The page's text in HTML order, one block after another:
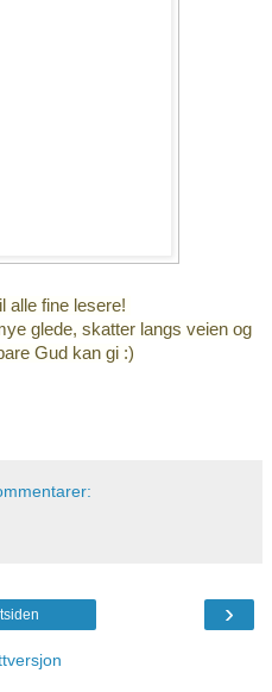
alle fine lesere!
glede, skatter langs veien og
Gud kan gi :)
›